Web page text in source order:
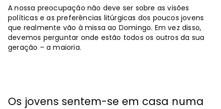
A nossa preocupação não deve ser sobre as visões
políticas e as preferências litúrgicas dos poucos jovens
que realmente vão à missa ao Domingo. Em vez disso,
devemos perguntar onde estão todos os outros da sua
geração – a maioria.
Os jovens sentem-se em casa numa